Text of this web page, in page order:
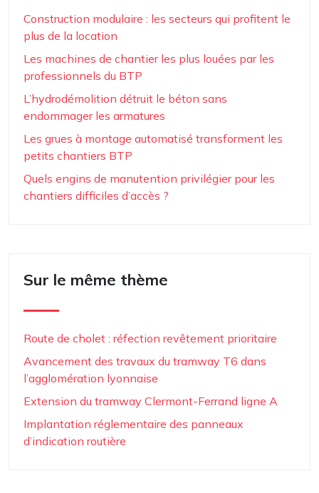
Construction modulaire : les secteurs qui profitent le
plus de la location
Les machines de chantier les plus louées par les
professionnels du BTP
L’hydrodémolition détruit le béton sans
endommager les armatures
Les grues à montage automatisé transforment les
petits chantiers BTP
Quels engins de manutention privilégier pour les
chantiers difficiles d’accès ?
Sur le même thème
Route de cholet : réfection revêtement prioritaire
Avancement des travaux du tramway T6 dans
l’agglomération lyonnaise
Extension du tramway Clermont-Ferrand ligne A
Implantation réglementaire des panneaux
d’indication routière